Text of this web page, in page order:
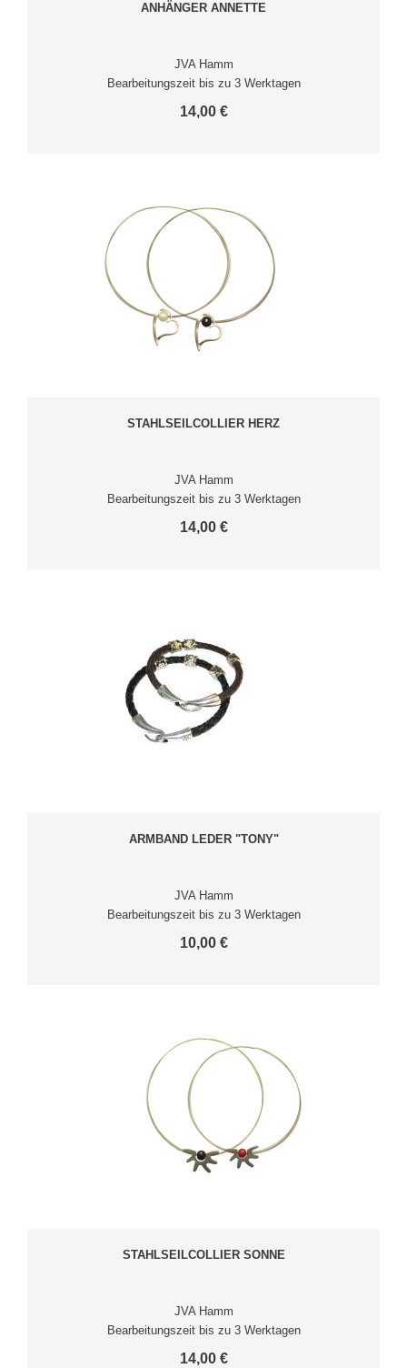
ANHÄNGER ANNETTE
JVA Hamm
Bearbeitungszeit bis zu 3 Werktagen
14,00 €
STAHLSEILCOLLIER HERZ
JVA Hamm
Bearbeitungszeit bis zu 3 Werktagen
14,00 €
ARMBAND LEDER "TONY"
JVA Hamm
Bearbeitungszeit bis zu 3 Werktagen
10,00 €
STAHLSEILCOLLIER SONNE
JVA Hamm
Bearbeitungszeit bis zu 3 Werktagen
14,00 €